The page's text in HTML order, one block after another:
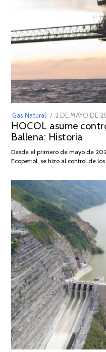
Gas Natural
POSTED
ON
2 DE MAYO DE
HOCOL asume
Ballena: Historia
Desde el primero de mayo de
Ecopetrol, se hizo al control de